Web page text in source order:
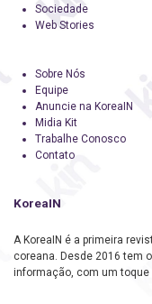
Sociedade
Web Stories
Sobre Nós
Equipe
Anuncie na KoreaIN
Midia Kit
Trabalhe Conosco
Contato
KoreaIN
A KoreaIN é a primeira
coreana. Desde 2016 tem
informação, com um toque